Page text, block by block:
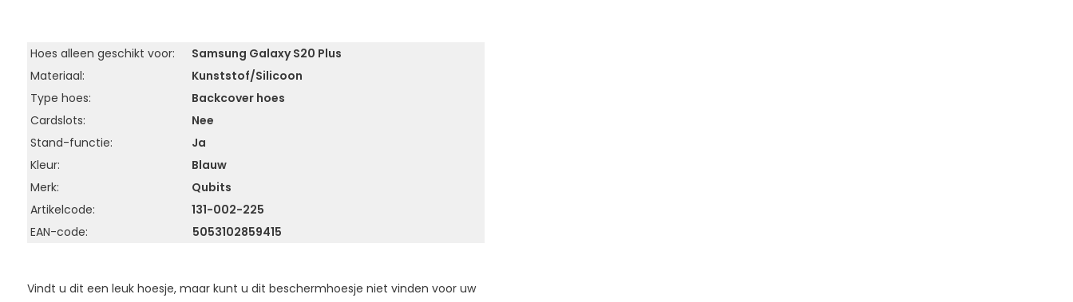
Hoes alleen geschikt voor:
Samsung Galaxy S20 Plus
Materiaal:
Kunststof/Silicoon
Type hoes:
Backcover hoes
Cardslots:
Nee
Stand-functie:
Ja
Kleur:
Blauw
Merk:
Qubits
Artikelcode:
131-002-225
EAN-code:
5053102859415
Vindt u dit een leuk hoesje, maar kunt u dit beschermhoesje niet vinden voor uw